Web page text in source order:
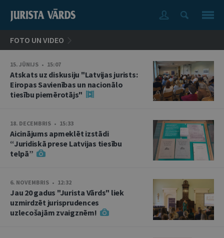
FOTO UN VIDEO
15. JŪNIJS • 15:07
Atskats uz diskusiju "Latvijas jurists:
Eiropas Savienības un nacionālo
tiesību piemērotājs"
18. DECEMBRIS • 15:33
Aicinājums apmeklēt izstādi
“Juridiskā prese Latvijas tiesību
telpā”
6. NOVEMBRIS • 12:32
Jau 20 gadus "Jurista Vārds" liek
uzmirdzēt jurisprudences
uzlecošajām zvaigznēm!